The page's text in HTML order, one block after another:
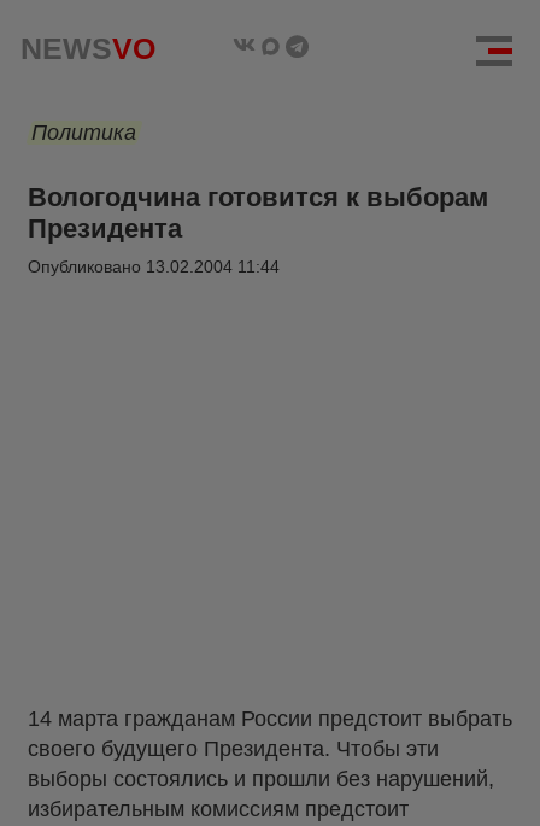
NEWSVO
Политика
Вологодчина готовится к выборам
Президента
Опубликовано 13.02.2004 11:44
14 марта гражданам России предстоит выбрать
своего будущего Президента. Чтобы эти
выборы состоялись и прошли без нарушений,
избирательным комиссиям предстоит